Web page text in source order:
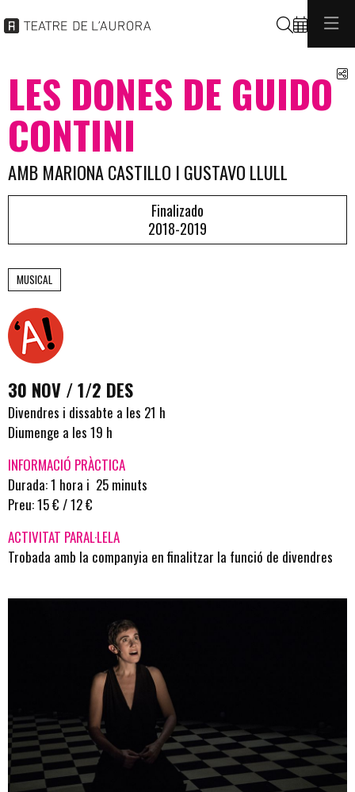
Buscar
LES DONES DE GUIDO
CONTINI
AMB MARIONA CASTILLO I GUSTAVO LLULL
Finalizado
2018-2019
MUSICAL
30 NOV / 1/2 DES
Divendres i dissabte a les 21 h
Diumenge a les 19 h
INFORMACIÓ PRÀCTICA
Durada: 1 hora i 25 minuts
Preu: 15 € / 12 €
ACTIVITAT PARAL·LELA
Trobada amb la companyia en finalitzar la funció de divendres